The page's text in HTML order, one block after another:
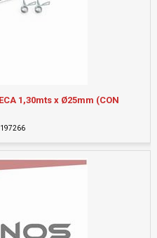
1,30mts x Ø25mm (CON
197266